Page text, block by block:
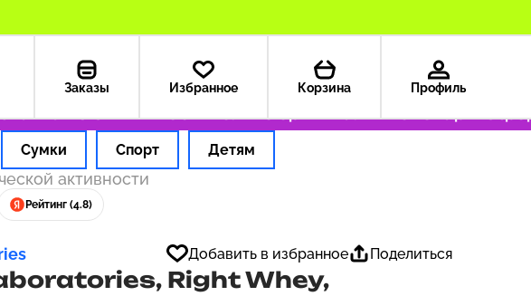
Заказы Избранное Корзина Профиль
из США — 199 ₽ Только оригинальные товары
Сумки Спорт Детям
активности
Рейтинг (4.8)
Добавить в избранное Поделиться
Right Whey,